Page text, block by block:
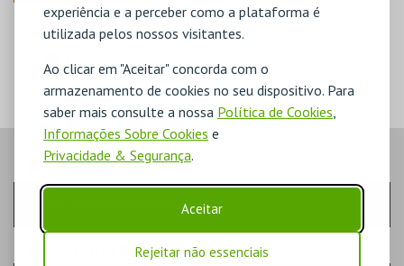
experiência e a perceber como a plataforma é
utilizada pelos nossos visitantes.
Ao clicar em "Aceitar" concorda com o
armazenamento de cookies no seu dispositivo. Para
saber mais consulte a nossa Política de Cookies,
Informações Sobre Cookies e
Privacidade & Segurança.
Aceitar
Rejeitar não essenciais
POUCO DISPONÍVEL
PASSO- SESSÃO
- EVENTO